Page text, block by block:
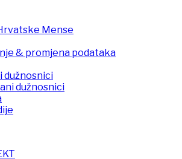
Mense
& promjena podataka
dužnosnici
dužnosnici